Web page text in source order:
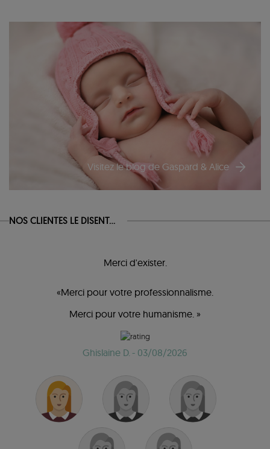
Visitez le blog de Gaspard & Alice
NOS CLIENTES LE DISENT...
Merci d'exister.
«Merci pour votre professionnalisme.
Merci pour votre humanisme. »
Ghislaine D. - 03/08/2026